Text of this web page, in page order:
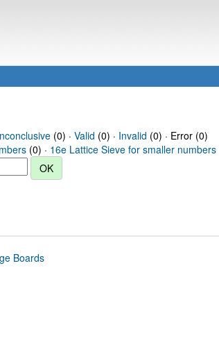
(0) · Valid (0) · Invalid (0) · Error (0)
(0) · 16e Lattice Sieve for smaller numbers
Boards